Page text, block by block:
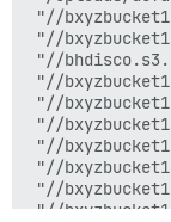
"//
"//
"//
"//
"//
"//
"//
"//
"//
"//